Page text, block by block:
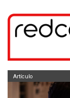
Artículo